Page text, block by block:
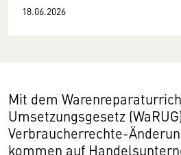
18.06.2026
Mit dem
Umsetzungsgesetz
Verbraucherrechte-
kommen auf